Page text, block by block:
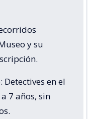
y su
en el
7 años, sin